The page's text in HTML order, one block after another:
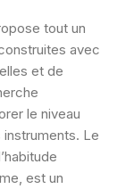
tout un
avec
et de
le niveau
instruments. Le
est un